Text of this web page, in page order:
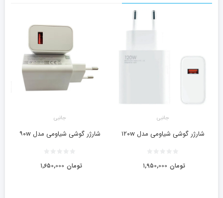
جانبی
شارژر گوشی شیاومی مدل ۱۲۰w
۱,۹۵۰,۰۰۰ تومان
جانبی
شارژر گوشی شیاومی مدل ۹۰w
۱,۶۵۰,۰۰۰ تومان